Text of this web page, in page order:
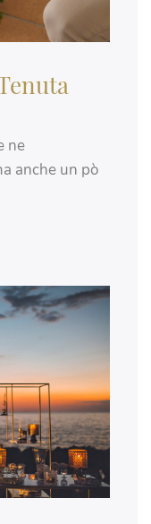
ne
anche un pò